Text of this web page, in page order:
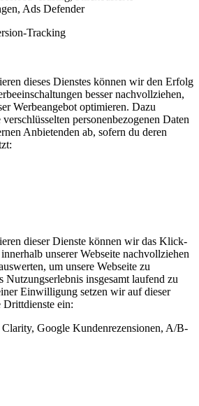
Ads Defender
Tracking
dieses Dienstes können wir den Erfolg
besser nachvollziehen,
Werbeangebot optimieren. Dazu
personenbezogenen Daten
Anbietenden ab, sofern du deren
dieser Dienste können wir das Klick-
unserer Webseite nachvollziehen
um unsere Webseite zu
Nutzungserlebnis insgesamt laufend zu
Einwilligung setzen wir auf dieser
Drittdienste ein:
Google Kundenrezensionen, A/B-